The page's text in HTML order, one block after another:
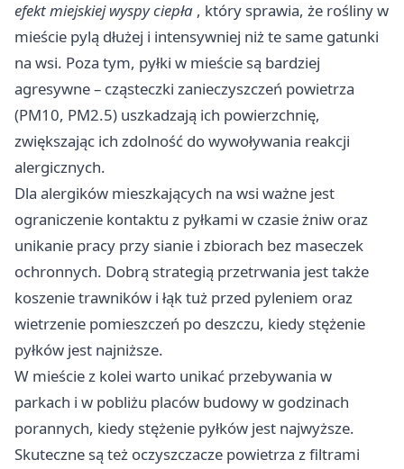
efekt miejskiej wyspy ciepła , który sprawia, że rośliny w
mieście pylą dłużej i intensywniej niż te same gatunki
na wsi. Poza tym, pyłki w mieście są bardziej
agresywne – cząsteczki zanieczyszczeń powietrza
(PM10, PM2.5) uszkadzają ich powierzchnię,
zwiększając ich zdolność do wywoływania reakcji
alergicznych.
Dla alergików mieszkających na wsi ważne jest
ograniczenie kontaktu z pyłkami w czasie żniw oraz
unikanie pracy przy sianie i zbiorach bez maseczek
ochronnych. Dobrą strategią przetrwania jest także
koszenie trawników i łąk tuż przed pyleniem oraz
wietrzenie pomieszczeń po deszczu, kiedy stężenie
pyłków jest najniższe.
W mieście z kolei warto unikać przebywania w
parkach i w pobliżu placów budowy w godzinach
porannych, kiedy stężenie pyłków jest najwyższe.
Skuteczne są też oczyszczacze powietrza z filtrami